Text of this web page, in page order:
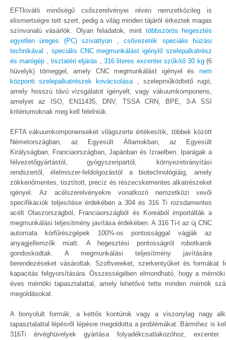
EFTkiváló minőségű csőszerelvényei révén nemzetközileg is
elismertségre tett szert, pedig a világ minden tájáról érkeztek magas
színvonalú vásárlók. Olyan feladatok, mint többszörös hegesztés
egyetlen üreges (PC) szivattyún ,csővezeték speciális húzási
technikával , speciális CNC megmunkálást igénylő szelepalkatrész
és marógép ,tisztatéri eljárás ,316 literes excenter szűkítő 30 kg(6
hüvelyk) tömeggel, amely CNC megmunkálást igényel és nem
központi szelepalkatrészek kovácsolása, szelepműködtető rugó,
amely hosszú távú vizsgálatot igényelt, vagy vákuumkomponens,
amelyet az ISO, EN11435, DNV, TSSA CRN, BPE, 3-A SSI
kritériumoknak meg kell felelniük.
EFTA vákuumkomponenseket világszerte értékesítik, többek között
Németországban, az Egyesült Államokban, az Egyesült
Királyságban, Franciaországban, Japánban és Izraelben. Iparágak a
félvezetőgyártástól, gyógyszeripartól, környezetirányítási
rendszertől, élelmiszer-feldolgozástól a biotechnológiáig, amely
zökkenőmentes, tisztított, precíz és részecskementes alkatrészeket
igényel. Az acélszerelvényekre vonatkozó nemzetközi vevői
specifikációk teljesítése érdekében a 304 és 316 Ti rozsdamentes
acélt Olaszországból, Franciaországból és Koreából importálták a
megmunkálási teljesítmény javítása érdekében. A 316 Ti-t az új CNC
automata körfűrészgépek 100%-os pontossággal vágják az
anyagjellemzők miatt. A hegesztési pontosságról robotkarok
gondoskodtak. A megmunkálási teljesítmény javítására
berendezéseket vásároltak. Szoftvereket, szerkentyűket és
kapacitás felgyorsítására. Összességében elmondható, hogy a
éves mérnöki tapasztalattal, amely lehetővé tette minden mérnök
megoldásokat.
A bonyolult formák, a kettős kontúrok vagy a viszonylag nagy
tapasztalattal lépésről lépésre megoldotta a problémákat. Bármihez is
316Ti érvéghüvelyek gyártása folyadékcsatlakozóhoz,